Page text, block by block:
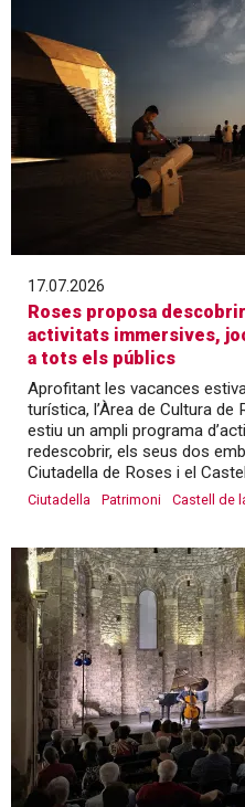
17.07.2026
Roses proposa
activitats immersives,
a tots els públics
Aprofitant les vacances
turística, l’Àrea de Cultura
estiu un ampli programa
redescobrir, els seus dos
Ciutadella de Roses i el
Ciutadella Patrimoni Castell de